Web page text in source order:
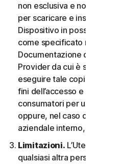
non esclusiva e non
per scaricare e installare
Dispositivo in possesso o
come specificato nel Diritto
Documentazione della
Provider da cui è stato
eseguire tale copia del
fini dell’accesso e
consumatori per uso
oppure, nel caso dei
aziendale interno, durante
Limitazioni. L’Utente non
qualsiasi altra persona,